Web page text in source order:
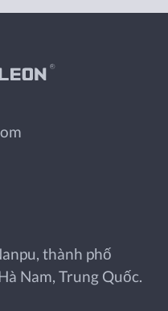
thành phố
Nam, Trung Quốc.